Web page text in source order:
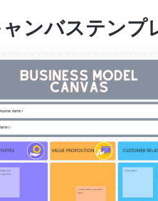
ンバステンプ